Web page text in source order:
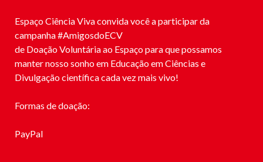
Espaço Ciência Viva convida você a participar da
campanha #AmigosdoECV
de Doação Voluntária ao Espaço para que possamos
manter nosso sonho em Educação em Ciências e
Divulgação científica cada vez mais vivo!
Formas de doação:
PayPal